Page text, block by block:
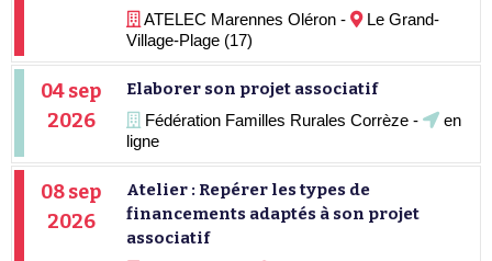
ATELEC Marennes Oléron -
Le Grand-
Village-Plage (17)
04 sep
2026
Elaborer son projet associatif
Fédération Familles Rurales Corrèze -
en
ligne
08 sep
2026
Atelier : Repérer les types de
financements adaptés à son projet
associatif